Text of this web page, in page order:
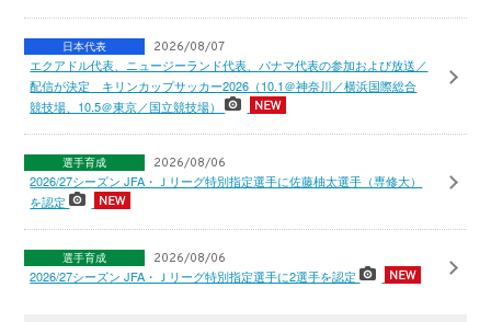
日本代表 2026/08/07
エクアドル代表、ニュージーランド代表、パナマ代表の参加および放送／
配信が決定 キリンカップサッカー2026（10.1＠神奈川／横浜国際総合
競技場、10.5＠東京／国立競技場）
選手育成 2026/08/06
2026/27シーズン JFA・Ｊリーグ特別指定選手に佐藤柚太選手（専修大）
を認定
選手育成 2026/08/06
2026/27シーズン JFA・Ｊリーグ特別指定選手に2選手を認定